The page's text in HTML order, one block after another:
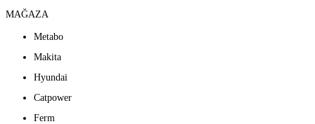
MAĞAZA
Metabo
Makita
Hyundai
Catpower
Ferm